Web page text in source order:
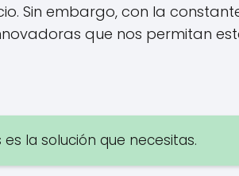
Sin embargo, con la
que nos permitan
la solución que necesitas.